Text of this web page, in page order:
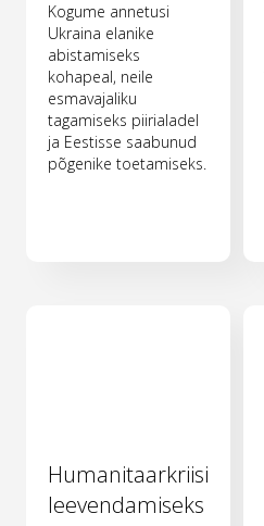
Kogume annetusi
Ukraina elanike
abistamiseks
kohapeal, neile
esmavajaliku
tagamiseks piirialadel
ja Eestisse saabunud
põgenike toetamiseks.
Humanitaarkriisi
leevendamiseks